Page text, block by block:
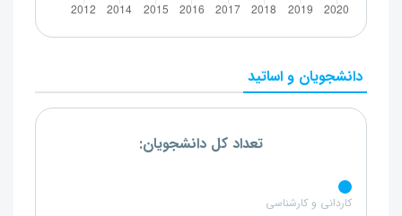
دانشجویان و اساتید
تعداد کل دانشجویان:
کاردانی و کارشناسی